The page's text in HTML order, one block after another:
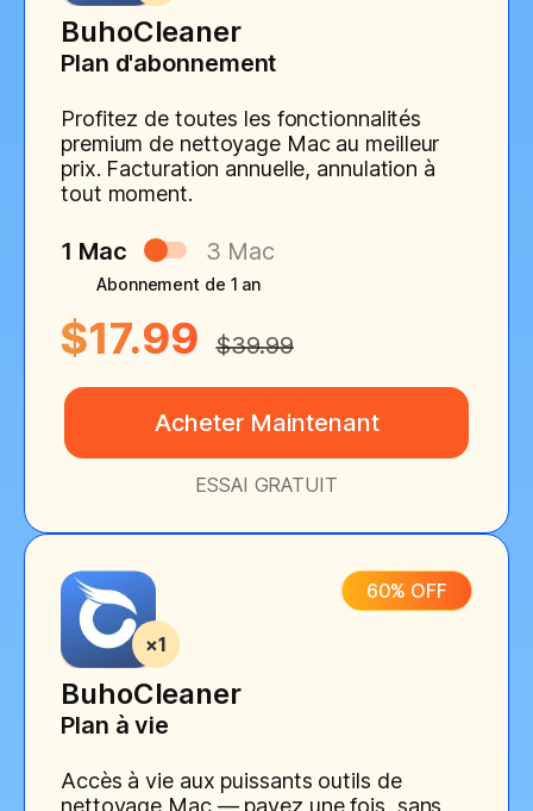
BuhoCleaner
Plan d'abonnement
Profitez de toutes les fonctionnalités
premium de nettoyage Mac au meilleur
prix. Facturation annuelle, annulation à
tout moment.
1 Mac 3 Mac
Abonnement de 1 an
$17.99 $39.99
Acheter Maintenant
ESSAI GRATUIT
60% OFF
BuhoCleaner
Plan à vie
Accès à vie aux puissants outils de
nettoyage Mac — payez une fois, sans